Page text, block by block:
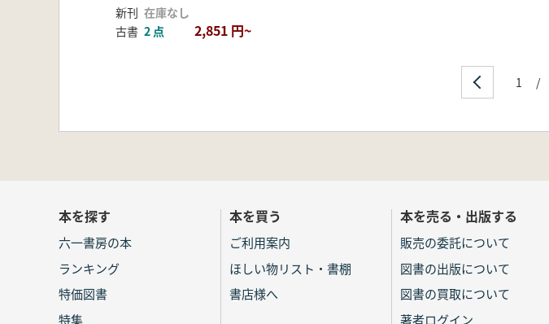
新刊 在庫なし
古書 2 点 2,851 円~
1 /
本を探す
六一書房の本
ランキング
特価図書
特集
本を買う
ご利用案内
ほしい物リスト・書棚
書店様へ
本を売る・出版する
販売の委託について
図書の出版について
図書の買取について
著者ログイン